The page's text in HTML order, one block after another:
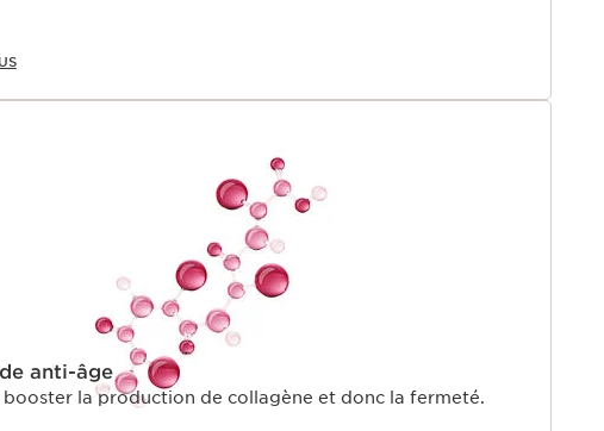
anti-âge
booster la production de collagène et donc la fermeté.